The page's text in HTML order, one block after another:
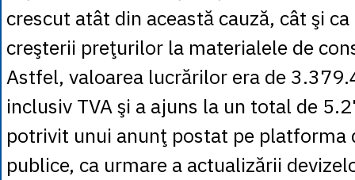
crescut atât din această cauză, cât şi
creşterii preţurilor la materialele de
Astfel, valoarea lucrărilor era de
inclusiv TVA şi a ajuns la un total de
potrivit unui anunţ postat pe platforma
publice, ca urmare a actualizării